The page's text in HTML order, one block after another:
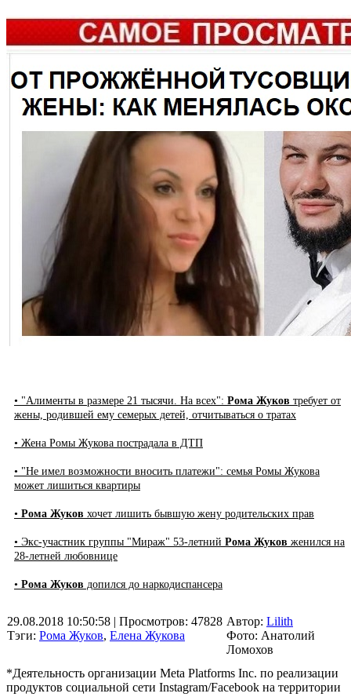
• "Алименты в размере 21 тысячи. На всех": Рома Жуков требует от
жены, родившей ему семерых детей, отчитываться о тратах
• Жена Ромы Жукова пострадала в ДТП
• "Не имел возможности вносить платежи": семья Ромы Жукова
может лишиться квартиры
• Рома Жуков хочет лишить бывшую жену родительских прав
• Экс-участник группы "Мираж" 53-летний Рома Жуков женился на
28-летней любовнице
• Рома Жуков допился до наркодиспансера
29.08.2018 10:50:58 | Просмотров: 47828
Тэги: Рома Жуков, Елена Жукова
Автор: Lilith
Фото: Анатолий
Ломохов
*Деятельность организации Meta Platforms Inc. по реализации
продуктов социальной сети Instagram/Facebook на территории